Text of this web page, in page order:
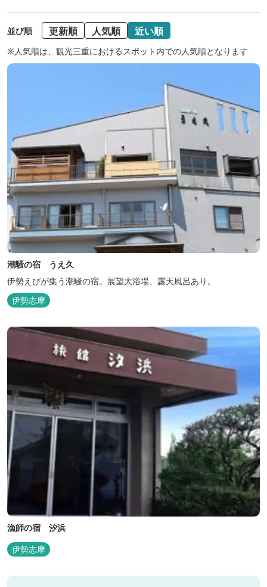
並び順 更新順 人気順 近い順
※人気順は、観光三重におけるスポット内での人気順となります
潮騒の宿 うえ久
伊勢えびが集う潮騒の宿。展望大浴場、露天風呂あり。
伊勢志摩
漁師の宿 汐浜
伊勢志摩